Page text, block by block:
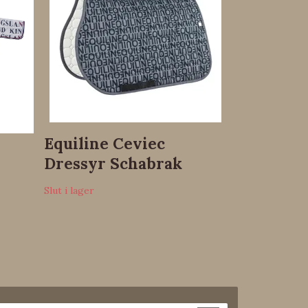
Equiline Ceviec
Dressyr Schabrak
Slut i lager